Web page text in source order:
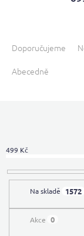
d
k
Doporučujeme
Abecedně
499 Kč
Na skladě 1572
Akce 0